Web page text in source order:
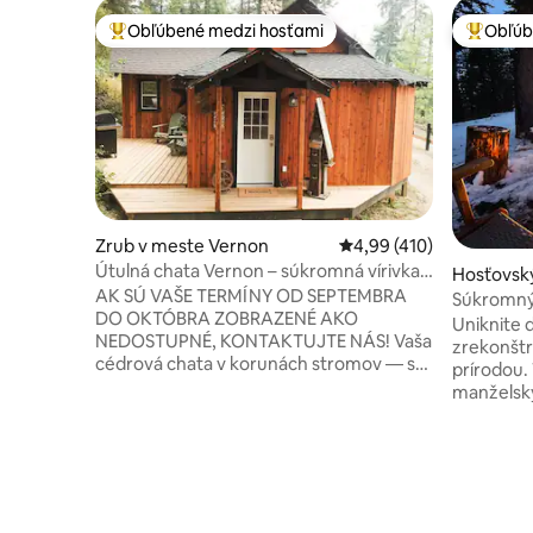
Najobľúbenejšie medzi hosťami
Obľúbené medzi hosťami
Zrub v meste Vernon Priemerné
4,99 (410)
Útulná chata Vernon – súkromná vírivka a
terasa – veľká manželská posteľ
AK SÚ VAŠE TERMÍNY OD SEPTEMBRA
DO OKTÓBRA ZOBRAZENÉ AKO
NEDOSTUPNÉ, KONTAKTUJTE NÁS! Vaša
cédrová chata v korunách stromov — s
e West
srdci
Uniknite
prírodou.